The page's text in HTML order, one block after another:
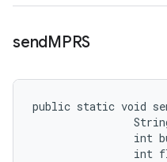
sendMPRS
public static void
int
int